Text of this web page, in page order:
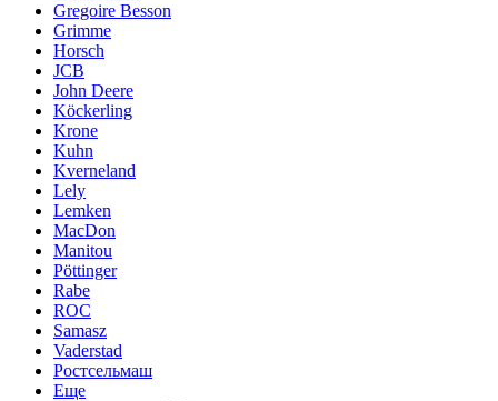
Gregoire Besson
Grimme
Horsch
JCB
John Deere
Köckerling
Krone
Kuhn
Kverneland
Lely
Lemken
MacDon
Manitou
Pöttinger
Rabe
ROC
Samasz
Vaderstad
Ростсельмаш
Еще